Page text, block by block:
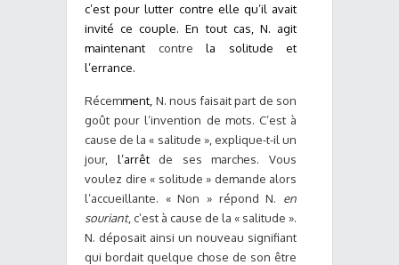
c’est pour lutter contre elle qu’il avait
invité ce couple. En tout cas, N. agit
maintenant contre la solitude et
l’errance.
Récemment, N. nous faisait part de son
goût pour l’invention de mots. C’est à
cause de la « salitude », explique-t-il un
jour,
l’arrêtde ses marches. Vous
voulez dire « solitude » demande alors
l’accueillante. « Non » répond N. en
souriant, c’est à cause de la « salitude ».
N. déposait ainsi un nouveau signifiant
qui bordait quelque chose de son être